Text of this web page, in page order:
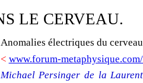
LE CERVEAU.
Anomalies électriques du
< www.forum-
Michael Persinger de la